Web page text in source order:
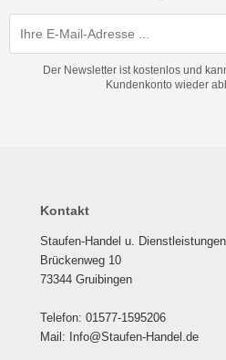
Der Newsletter ist kostenlos und
Kundenkonto wieder
Kontakt
Staufen-Handel u. Dienstleistungen
Brückenweg 10
73344 Gruibingen
Telefon: 01577-1595206
Mail: Info@Staufen-Handel.de